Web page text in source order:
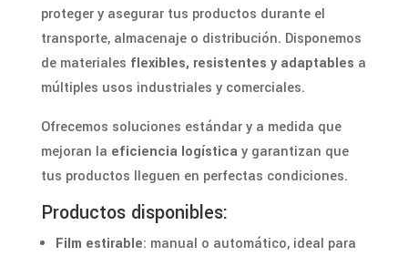
proteger y asegurar tus productos durante el
transporte, almacenaje o distribución. Disponemos
de materiales flexibles, resistentes y adaptables a
múltiples usos industriales y comerciales.
Ofrecemos soluciones estándar y a medida que
mejoran la eficiencia logísticay garantizan que
tus productos lleguen en perfectas condiciones.
Productos disponibles:
Film estirable: manual o automático, ideal para